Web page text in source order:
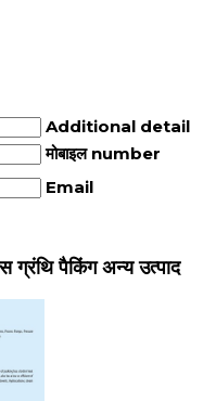
Additional detail
मोबाइल number
Email
ग्रंथि पैकिंग अन्य उत्पाद